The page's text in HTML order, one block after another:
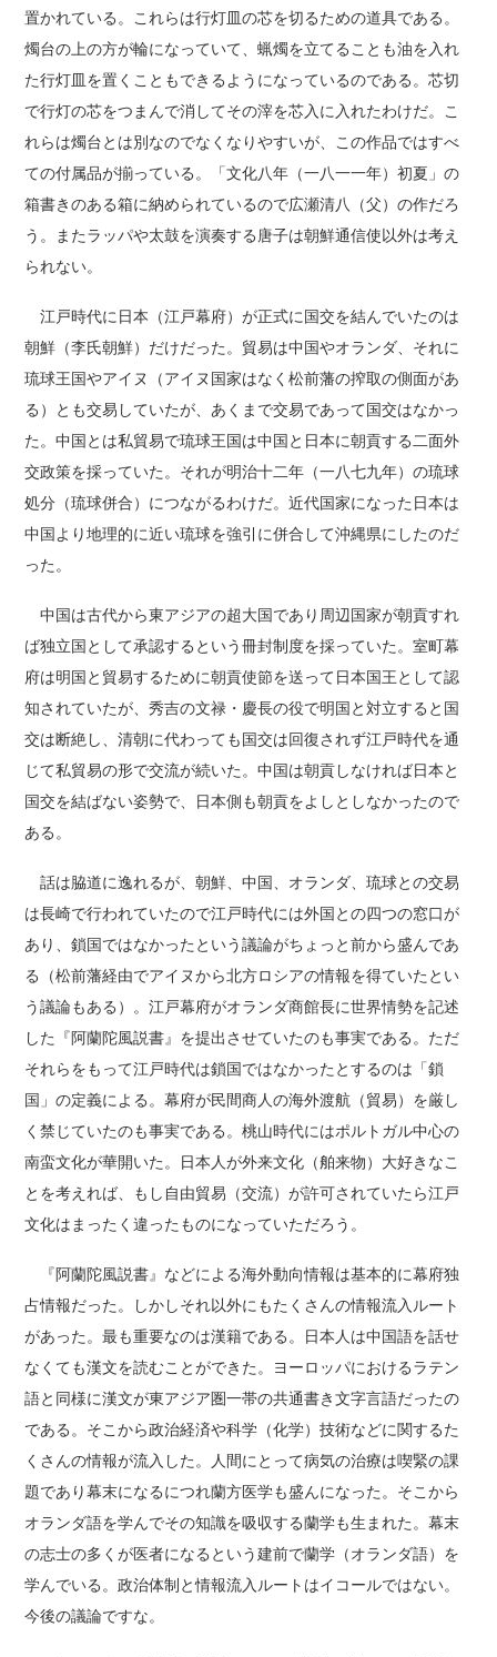
置かれている。これらは行灯皿の芯を切るための道具である。
燭台の上の方が輪になっていて、蝋燭を立てることも油を入れ
た行灯皿を置くこともできるようになっているのである。芯切
で行灯の芯をつまんで消してその滓を芯入に入れたわけだ。こ
れらは燭台とは別なのでなくなりやすいが、この作品ではすべ
ての付属品が揃っている。「文化八年（一八一一年）初夏」の
箱書きのある箱に納められているので広瀬清八（父）の作だろ
う。またラッパや太鼓を演奏する唐子は朝鮮通信使以外は考え
られない。
江戸時代に日本（江戸幕府）が正式に国交を結んでいたのは
朝鮮（李氏朝鮮）だけだった。貿易は中国やオランダ、それに
琉球王国やアイヌ（アイヌ国家はなく松前藩の搾取の側面があ
る）とも交易していたが、あくまで交易であって国交はなかっ
た。中国とは私貿易で琉球王国は中国と日本に朝貢する二面外
交政策を採っていた。それが明治十二年（一八七九年）の琉球
処分（琉球併合）につながるわけだ。近代国家になった日本は
中国より地理的に近い琉球を強引に併合して沖縄県にしたのだ
った。
中国は古代から東アジアの超大国であり周辺国家が朝貢すれ
ば独立国として承認するという冊封制度を採っていた。室町幕
府は明国と貿易するために朝貢使節を送って日本国王として認
知されていたが、秀吉の文禄・慶長の役で明国と対立すると国
交は断絶し、清朝に代わっても国交は回復されず江戸時代を通
じて私貿易の形で交流が続いた。中国は朝貢しなければ日本と
国交を結ばない姿勢で、日本側も朝貢をよしとしなかったので
ある。
話は脇道に逸れるが、朝鮮、中国、オランダ、琉球との交易
は長崎で行われていたので江戸時代には外国との四つの窓口が
あり、鎖国ではなかったという議論がちょっと前から盛んであ
る（松前藩経由でアイヌから北方ロシアの情報を得ていたとい
う議論もある）。江戸幕府がオランダ商館長に世界情勢を記述
した『阿蘭陀風説書』を提出させていたのも事実である。ただ
それらをもって江戸時代は鎖国ではなかったとするのは「鎖
国」の定義による。幕府が民間商人の海外渡航（貿易）を厳し
く禁じていたのも事実である。桃山時代にはポルトガル中心の
南蛮文化が華開いた。日本人が外来文化（舶来物）大好きなこ
とを考えれば、もし自由貿易（交流）が許可されていたら江戸
文化はまったく違ったものになっていただろう。
『阿蘭陀風説書』などによる海外動向情報は基本的に幕府独
占情報だった。しかしそれ以外にもたくさんの情報流入ルート
があった。最も重要なのは漢籍である。日本人は中国語を話せ
なくても漢文を読むことができた。ヨーロッパにおけるラテン
語と同様に漢文が東アジア圏一帯の共通書き文字言語だったの
である。そこから政治経済や科学（化学）技術などに関するた
くさんの情報が流入した。人間にとって病気の治療は喫緊の課
題であり幕末になるにつれ蘭方医学も盛んになった。そこから
オランダ語を学んでその知識を吸収する蘭学も生まれた。幕末
の志士の多くが医者になるという建前で蘭学（オランダ語）を
学んでいる。政治体制と情報流入ルートはイコールではない。
今後の議論ですな。